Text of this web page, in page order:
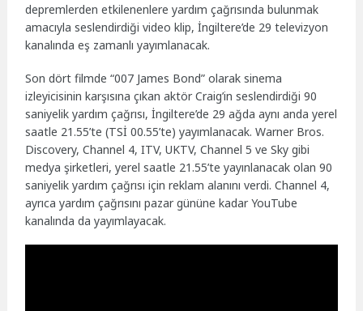
depremlerden etkilenenlere yardım çağrısında bulunmak
amacıyla seslendirdiği video klip, İngiltere’de 29 televizyon
kanalında eş zamanlı yayımlanacak.
Son dört filmde “007 James Bond” olarak sinema
izleyicisinin karşısına çıkan aktör Craig’in seslendirdiği 90
saniyelik yardım çağrısı, İngiltere’de 29 ağda aynı anda yerel
saatle 21.55’te (TSİ 00.55’te) yayımlanacak. Warner Bros.
Discovery, Channel 4, ITV, UKTV, Channel 5 ve Sky gibi
medya şirketleri, yerel saatle 21.55’te yayınlanacak olan 90
saniyelik yardım çağrısı için reklam alanını verdi. Channel 4,
ayrıca yardım çağrısını pazar gününe kadar YouTube
kanalında da yayımlayacak.